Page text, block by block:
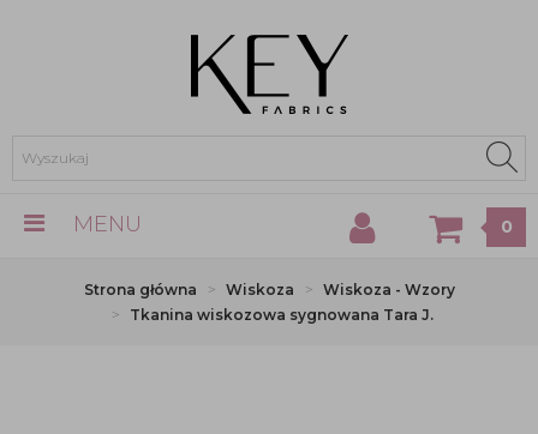
MENU 0
Strona główna Wiskoza
Wiskoza - Wzory
Tkanina wiskozowa sygnowana Tara J.